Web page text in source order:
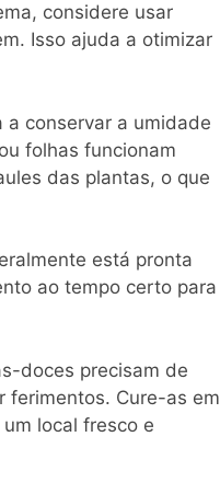
considere usar
Isso ajuda a otimizar
conservar a umidade
folhas funcionam
das plantas, o que
está pronta
ao tempo certo para
doces precisam de
ferimentos. Cure-as em
local fresco e